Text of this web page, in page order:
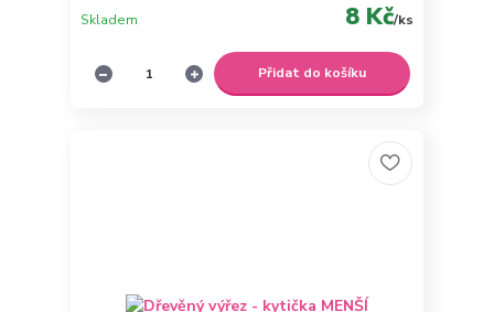
8 Kč/ks
Skladem
Přidat do košíku